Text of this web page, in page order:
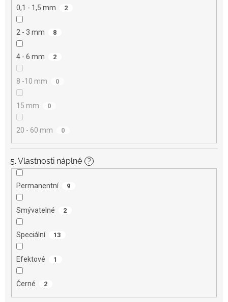
0,1 - 1,5 mm 2
2 - 3 mm 8
4 - 6 mm 2
8 -10 mm 0
15 mm 0
20 - 60 mm 0
5. Vlastnosti náplně ?
Permanentní 9
Smývatelné 2
Speciální 13
Efektové 1
Černé 2